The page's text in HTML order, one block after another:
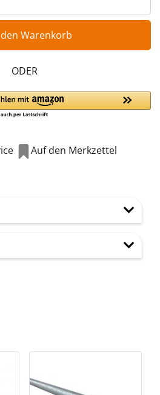
Warenkorb
ODER
Auf den Merkzettel